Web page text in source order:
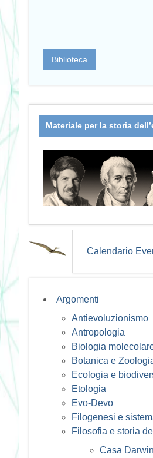
Biblioteca
Materiale per la storia
Calendario
Argomenti
Antievoluzionismo
Antropologia
Biologia
Botanica e
Ecologia e
Etologia
Evo-Devo
Filogenesi e
Filosofia e storia
Casa Darwin